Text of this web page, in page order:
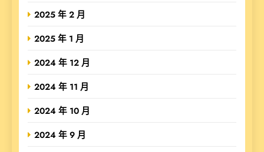
2025 年 2 月
2025 年 1 月
2024 年 12 月
2024 年 11 月
2024 年 10 月
2024 年 9 月